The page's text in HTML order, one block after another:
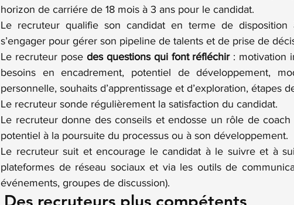
horizon de carriére de 18 mois à 3 ans pour le candidat.
Le recruteur qualifie son candidat en terme de disposition
s’engager pour gérer son pipeline de talents et de prise de
Le recruteur pose des questions qui font réfléchir : motivation
besoins en encadrement, potentiel de développement,
personnelle, souhaits d’apprentissage et d’exploration, étapes
Le recruteur sonde régulièrement la satisfaction du candidat.
Le recruteur donne des conseils et endosse un rôle de
potentiel à la poursuite du processus ou à son développement.
Le recruteur suit et encourage le candidat à le suivre et à
plateformes de réseau sociaux et via les outils de
événements, groupes de discussion).
Des recruteurs plus compétents